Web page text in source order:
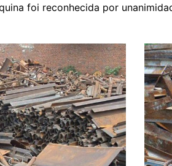
foi reconhecida por